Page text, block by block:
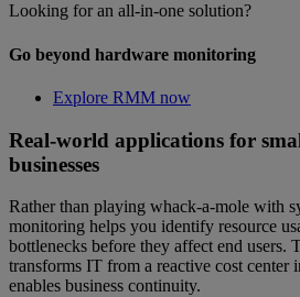
Looking for an all-in-one solution?
Go beyond hardware monitoring
Explore RMM now
Real-world applications for
businesses
Rather than playing whack-a-mole with
monitoring helps you identify resource
bottlenecks before they affect end users.
transforms IT from a reactive cost center
enables business continuity.